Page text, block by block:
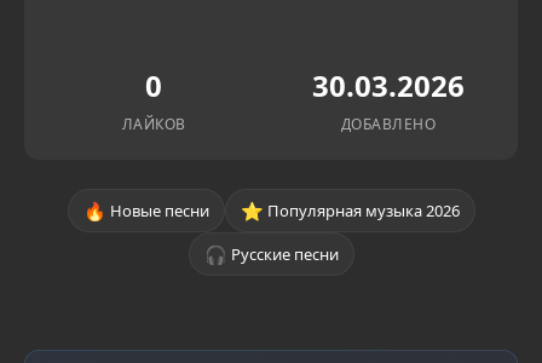
0
ЛАЙКОВ
30.03.2026
ДОБАВЛЕНО
🔥 Новые песни ⭐ Популярная музыка 2026
🎧 Русские песни